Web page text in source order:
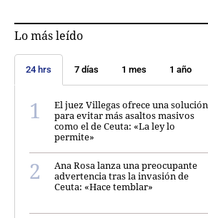
Lo más leído
24 hrs 7 días 1 mes 1 año
El juez Villegas ofrece una solución
para evitar más asaltos masivos
como el de Ceuta: «La ley lo
permite»
Ana Rosa lanza una preocupante
advertencia tras la invasión de
Ceuta: «Hace temblar»